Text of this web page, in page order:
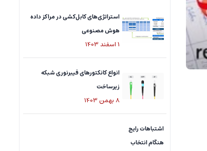
استراتژی‌های کابل‌کشی در مراکز داده
هوش مصنوعی
1 اسفند 1403
انواع کانکتورهای فیبرنوری شبکه
زیرساخت
8 بهمن 1403
اشتباهات رایج
هنگام انتخاب